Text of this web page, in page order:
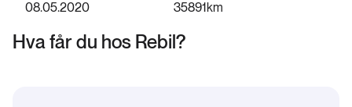
08.05.2020 35891 km
Hva får du hos Rebil?